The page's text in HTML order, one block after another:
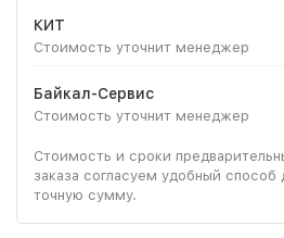
КИТ
Стоимость уточнит менеджер
Байкал-Сервис
Стоимость уточнит менеджер
Стоимость и сроки
заказа согласуем удобный
точную сумму.